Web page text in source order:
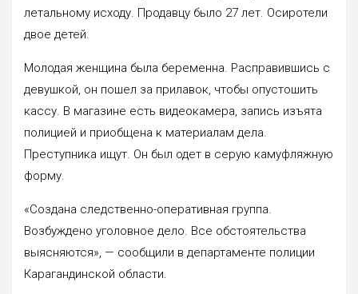
летальному исходу. Продавцу было 27 лет. Осиротели
двое детей.
Молодая женщина была беременна. Расправившись с
девушкой, он пошел за прилавок, чтобы опустошить
кассу. В магазине есть видеокамера, запись изъята
полицией и приобщена к материалам дела.
Преступника ищут. Он был одет в серую камуфляжную
форму.
«Создана следственно-оперативная группа.
Возбуждено уголовное дело. Все обстоятельства
выясняются», — сообщили в департаменте полиции
Карагандинской области.